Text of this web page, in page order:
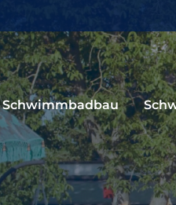
Schwimmbadbau